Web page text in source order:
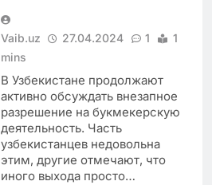
Vaib.uz 27.04.2024 1
1
mins
В Узбекистане продолжают
активно обсуждать внезапное
разрешение на букмекерскую
деятельность. Часть
узбекистанцев недовольна
этим, другие отмечают, что
иного выхода просто…